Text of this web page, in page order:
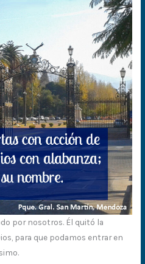
por nosotros. Él quitó la
para que podamos entrar en